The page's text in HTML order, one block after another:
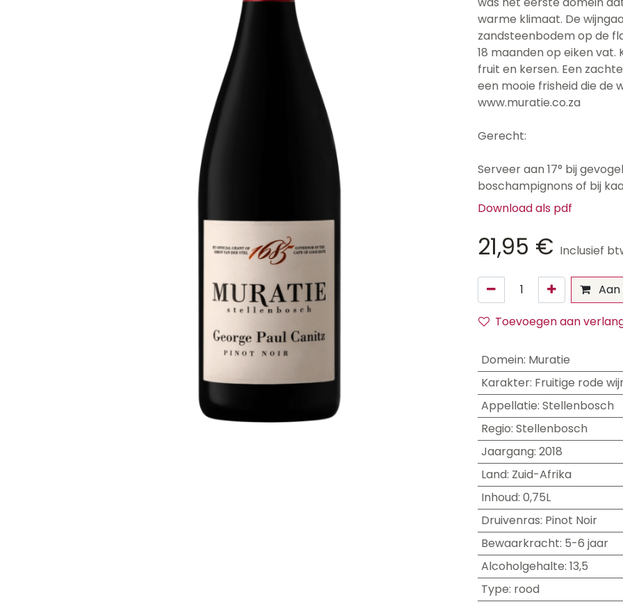
warme klimaat. De
zandsteenbodem op de
18 maanden op eiken
fruit en kersen. Een
een mooie frisheid die de
www.muratie.co.za
Gerecht:
Serveer aan 17° bij
boschampignons of bij
Download als pdf
21,95 € Inclusief
Toevoegen aan
Domein: Muratie
Karakter: Fruitige rode
Appellatie: Stellenbosch
Regio: Stellenbosch
Jaargang: 2018
Land: Zuid-Afrika
Inhoud: 0,75L
Druivenras: Pinot Noir
Bewaarkracht: 5-6 jaar
Alcoholgehalte: 13,5
Type: rood